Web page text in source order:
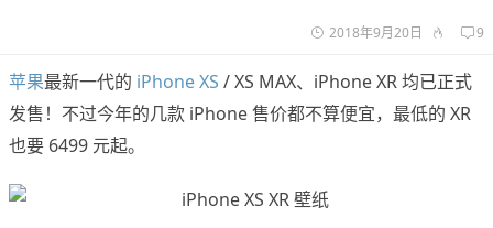
2018年9月20日 9
苹果最新一代的 iPhone XS / XS MAX、iPhone XR 均已正式
发售！不过今年的几款 iPhone 售价都不算便宜，最低的 XR
也要 6499 元起。